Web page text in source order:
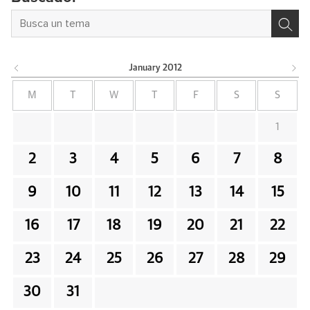
January 2012
M W F S S
1
2 3 4 5 6 7 8
9 10 11 12 13 14 15
16 17 18 19 20 21 22
23 24 25 26 27 28 29
30 31